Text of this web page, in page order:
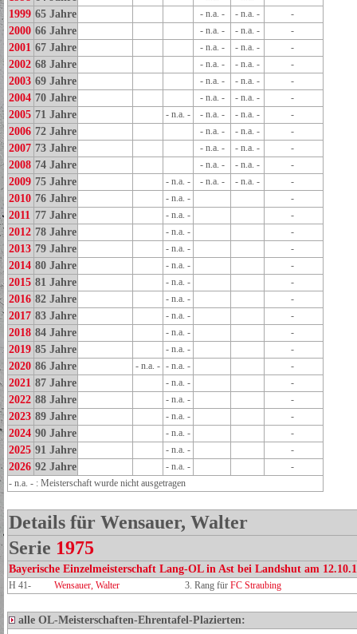
1999 65 Jahre - n.a. - - n.a. - -
2000 66 Jahre - n.a. - - n.a. - -
2001 67 Jahre - n.a. - - n.a. - -
2002 68 Jahre - n.a. - - n.a. - -
2003 69 Jahre - n.a. - - n.a. - -
2004 70 Jahre - n.a. - - n.a. - -
2005 71 Jahre - n.a. - - n.a. - - n.a. - -
2006 72 Jahre - n.a. - - n.a. - -
2007 73 Jahre - n.a. - - n.a. - -
2008 74 Jahre - n.a. - - n.a. - -
2009 75 Jahre - n.a. - - n.a. - - n.a. - -
2010 76 Jahre - n.a. - -
2011 77 Jahre - n.a. - -
2012 78 Jahre - n.a. - -
2013 79 Jahre - n.a. - -
2014 80 Jahre - n.a. - -
2015 81 Jahre - n.a. - -
2016 82 Jahre - n.a. - -
2017 83 Jahre - n.a. - -
2018 84 Jahre - n.a. - -
2019 85 Jahre - n.a. - -
2020 86 Jahre - n.a. - - n.a. - -
2021 87 Jahre - n.a. - -
2022 88 Jahre - n.a. - -
2023 89 Jahre - n.a. - -
2024 90 Jahre - n.a. - -
2025 91 Jahre - n.a. - -
2026 92 Jahre - n.a. -
-
- n.a. - : Meisterschaft wurde nicht ausgetragen
Details für Wensauer, Walter
Serie 1975
Bayerische Einzelmeisterschaft Lang-OL in Ast bei Landshut am
H 41- Wensauer, Walter 3. Rang für FC Straubing
alle OL-Meisterschaften-Ehrentafel-Plazierten: